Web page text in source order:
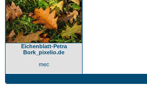
Eichenblatt-Petra
Bork_pixelio.de
mec